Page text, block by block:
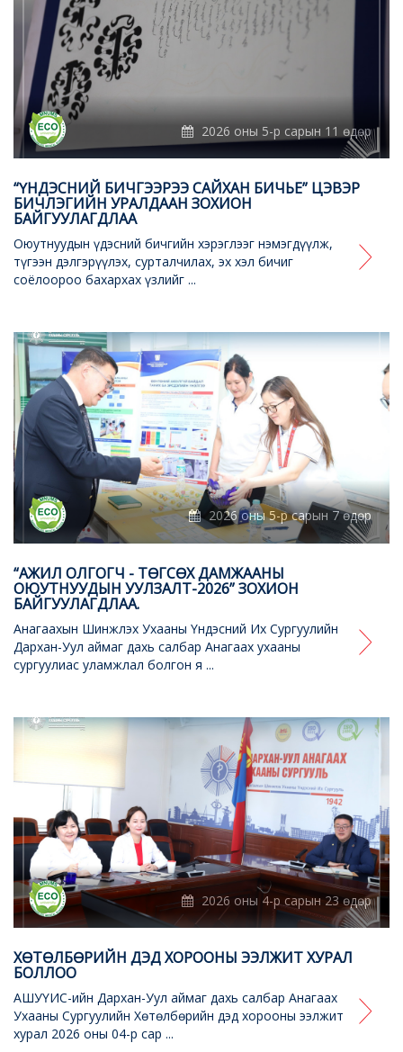
2026 оны 5-р сарын 11 өдөр
“ҮНДЭСНИЙ БИЧГЭЭРЭЭ САЙХАН БИЧЬЕ” ЦЭВЭР
БИЧЛЭГИЙН УРАЛДААН ЗОХИОН
БАЙГУУЛАГДЛАА
Оюутнуудын үдэсний бичгийн хэрэглээг нэмэгдүүлж,
түгээн дэлгэрүүлэх, сурталчилах, эх хэл бичиг
соёлоороо бахархах үзлийг ...
2026 оны 5-р сарын 7 өдөр
“АЖИЛ ОЛГОГЧ - ТӨГСӨХ ДАМЖААНЫ
ОЮУТНУУДЫН УУЛЗАЛТ-2026” ЗОХИОН
БАЙГУУЛАГДЛАА.
Анагаахын Шинжлэх Ухааны Үндэсний Их Сургуулийн
Дархан-Уул аймаг дахь салбар Анагаах ухааны
сургуулиас уламжлал болгон я ...
2026 оны 4-р сарын 23 өдөр
ХӨТӨЛБӨРИЙН ДЭД ХОРООНЫ ЭЭЛЖИТ ХУРАЛ
БОЛЛОО
АШУҮИС-ийн Дархан-Уул аймаг дахь салбар Анагаах
Ухааны Сургуулийн Хөтөлбөрийн дэд хорооны ээлжит
хурал 2026 оны 04-р сар ...